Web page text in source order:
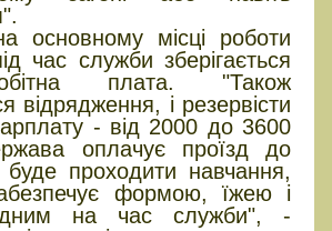
основному місці роботи
час служби зберігається
плата. "Також
відрядження, і резервісти
- від 2000 до 3600
оплачує проїзд до
проходити навчання,
формою, їжею і
на час служби", -